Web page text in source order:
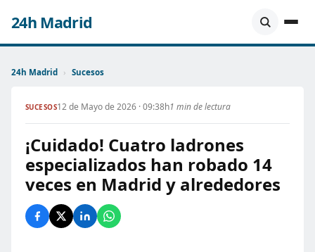
24h Madrid
24h Madrid › Sucesos
SUCESOS12 de Mayo de 2026 · 09:38h1 min de lectura
¡Cuidado! Cuatro ladrones
especializados han robado 14
veces en Madrid y alrededores